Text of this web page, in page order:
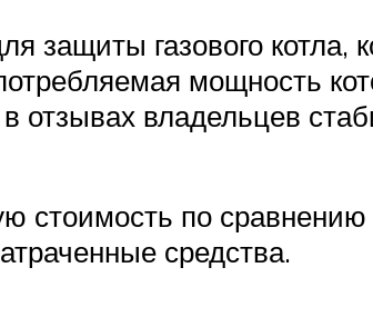
защиты газового
мощность
отзывах владельцев
стоимость по
средства.